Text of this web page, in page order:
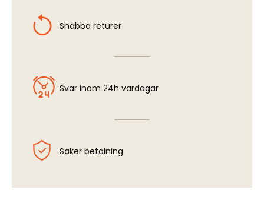
Snabba returer
Svar inom 24h vardagar
Säker betalning